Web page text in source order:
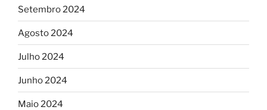
Setembro 2024
Agosto 2024
Julho 2024
Junho 2024
Maio 2024